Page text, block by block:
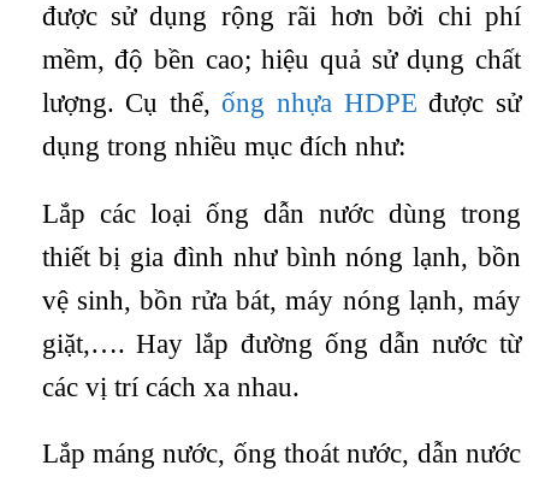
được sử dụng rộng rãi hơn bởi chi phí
mềm, độ bền cao; hiệu quả sử dụng chất
lượng. Cụ thể,ống nhựa HDPE được sử
dụng trong nhiều mục đích như:
Lắp các loại ống dẫn nước dùng trong
thiết bị gia đình như bình nóng lạnh, bồn
vệ sinh, bồn rửa bát, máy nóng lạnh, máy
giặt,…. Hay lắp đường ống dẫn nước từ
các vị trí cách xa nhau.
Lắp máng nước, ống thoát nước, dẫn nước